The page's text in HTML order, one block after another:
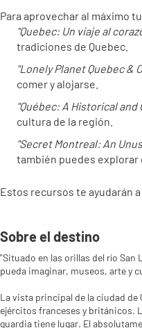
Para aprovechar al máximo
"Quebec: Un viaje al
tradiciones de Quebec.
"Lonely Planet Quebec &
comer y alojarse.
"Québec: A Historical
cultura de la región.
"Secret Montreal: An
también puedes explorar
Estos recursos te ayudarán
Sobre el destino
"Situado en las orillas del río San
pueda imaginar, museos, arte y
La vista principal de la ciudad
ejércitos franceses y británicos.
guardia tiene lugar. El